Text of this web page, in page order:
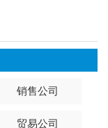
销售公司
贸易公司